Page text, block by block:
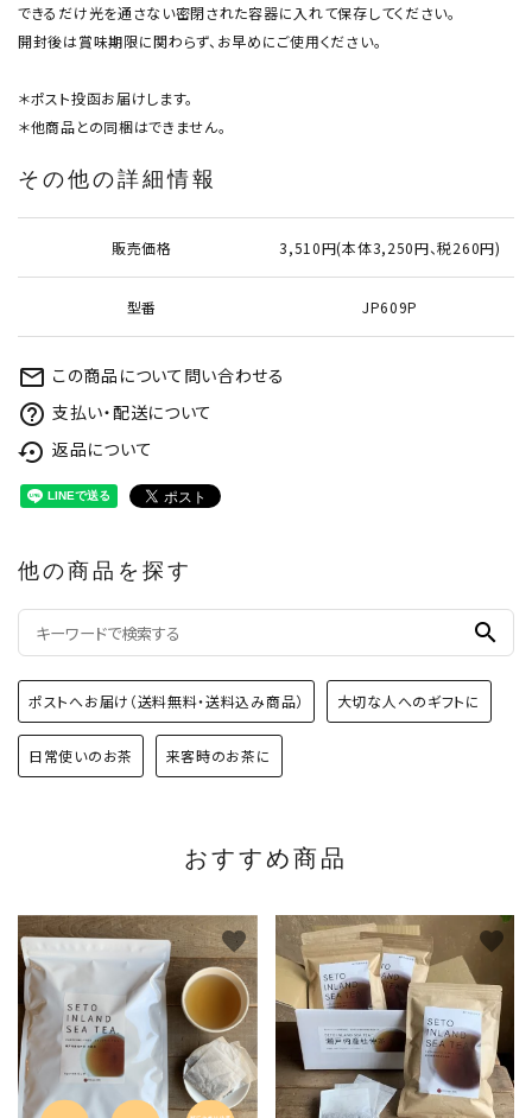
できるだけ光を通さない密閉された容器に入れて保存してください。
開封後は賞味期限に関わらず、お早めにご使用ください。
＊ポスト投函お届けします。
＊他商品との同梱はできません。
その他の詳細情報
販売価格 3,510円(本体3,250円、税260円)
型番 JP609P
mail_outline この商品について問い合わせる
help_outline 支払い・配送について
settings_backup_restore 返品について
他の商品を探す
search
ポストへお届け（送料無料・送料込み商品） 大切な人へのギフトに
日常使いのお茶 来客時のお茶に
おすすめ商品
favorite favorite